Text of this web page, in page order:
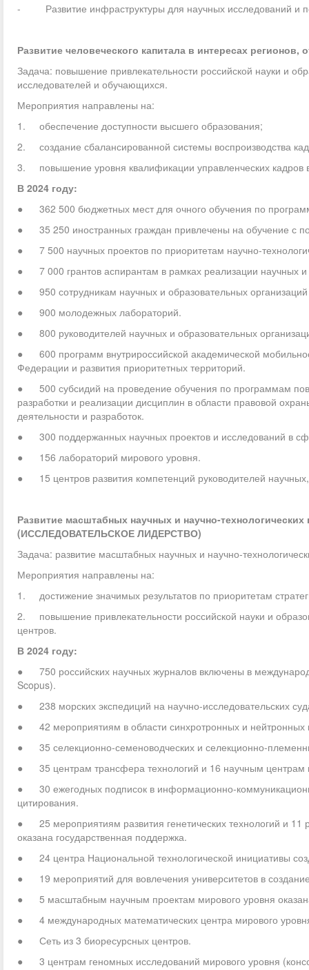
- Развитие инфраструктуры для научных исследований и
Развитие человеческого капитала в интересах
Задача: повышение привлекательности российской науки и
исследователей и обучающихся.
Мероприятия направлены на:
1. обеспечение доступности высшего образования;
2. создание сбалансированной системы воспроизводства
3. повышение уровня квалификации управленческих кадров
В 2024 году:
● 362 500 бюджетных мест для очного обучения по
● 35 250 иностранных граждан привлечены на обучение с
● 7 500 научных проектов по приоритетам научно-
● 7 000 грантов аспирантам в рамках реализации научных и
● 950 сотрудникам научных и образовательных организаций
● 900 молодежных лабораторий.
● 800 руководителей научных и образовательных
● 600 программ внутрироссийской академической
Федерации и развития приоритетных территорий.
● 500 субсидий на проведение обучения по программам
разработки и реализации дисциплин в области правовой
деятельности и разработок.
● 300 поддержанных научных проектов и исследований в
● 156 лабораторий мирового уровня.
● 15 центров развития компетенций руководителей
Развитие масштабных научных и научно-
(ИССЛЕДОВАТЕЛЬСКОЕ ЛИДЕРСТВО)
Задача: развитие масштабных научных и научно-
Мероприятия направлены на:
1. достижение значимых результатов по приоритетам
2. повышение привлекательности российской науки и
центров.
В 2024 году:
● 750 российских научных журналов включены в
Scopus).
● 238 морских экспедиций на научно-исследовательских
● 42 мероприятиям в области синхротронных и нейтронных
● 35 селекционно-семеноводческих и селекционно-
● 35 центрам трансфера технологий и 16 научным центрам
● 30 ежегодных подписок в информационно-
цитирования.
● 25 мероприятиям развития генетических технологий и
оказана государственная поддержка.
● 24 центра Национальной технологической инициативы
● 19 мероприятий для вовлечения университетов в создание
● 5 масштабным научным проектам мирового уровня
● 4 международных математических центра мирового
● Сеть из 3 биоресурсных центров.
● 3 центрам геномных исследований мирового уровня